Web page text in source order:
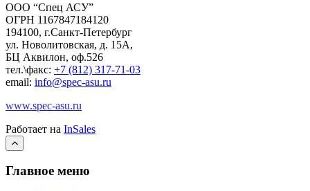
ООО “Спец АСУ”
ОГРН 1167847184120
194100, г.Санкт-Петербург
ул. Новолитовская, д. 15А,
БЦ Аквилон, оф.526
тел.\факс: +7 (812) 317-71-03
email: info@spec-asu.ru
www.spec-asu.ru
Работает на InSales
Главное меню